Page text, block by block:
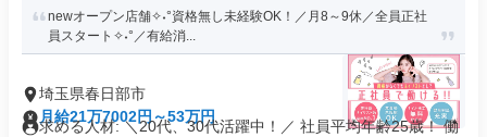
newオープン店舗✧˖°資格無し未経験OK！／月8～9休／全員正社
員スタート✧˖°／有給消...
埼玉県春日部市
月給21万7002円～53万円
求める人材: ＼20代、30代活躍中！／ 社員平均年齢25歳！ 働